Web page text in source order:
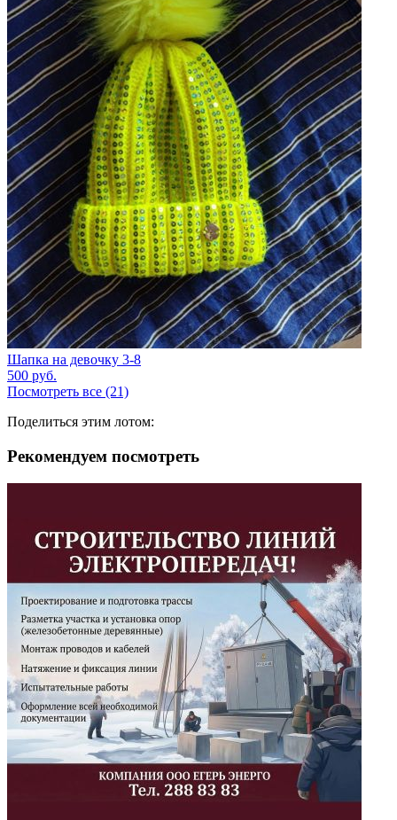
Шапка на девочку 3-8
500 руб.
Посмотреть все (21)
Поделиться этим лотом:
Рекомендуем посмотреть